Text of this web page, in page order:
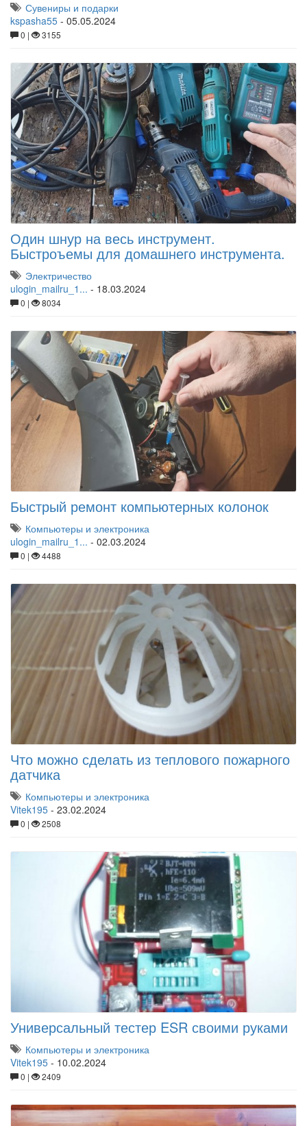
Сувениры и подарки
kspasha55 - 05.05.2024
0 | 3155
Один шнур на весь инструмент.
Быстроъемы для домашнего инструмента.
Электричество
ulogin_mailru_1... - 18.03.2024
0 | 8034
Быстрый ремонт компьютерных колонок
Компьютеры и электроника
ulogin_mailru_1... - 02.03.2024
0 | 4488
Что можно сделать из теплового пожарного
датчика
Компьютеры и электроника
Vitek195 - 23.02.2024
0 | 2508
Универсальный тестер ESR своими руками
Компьютеры и электроника
Vitek195 - 10.02.2024
0 | 2409